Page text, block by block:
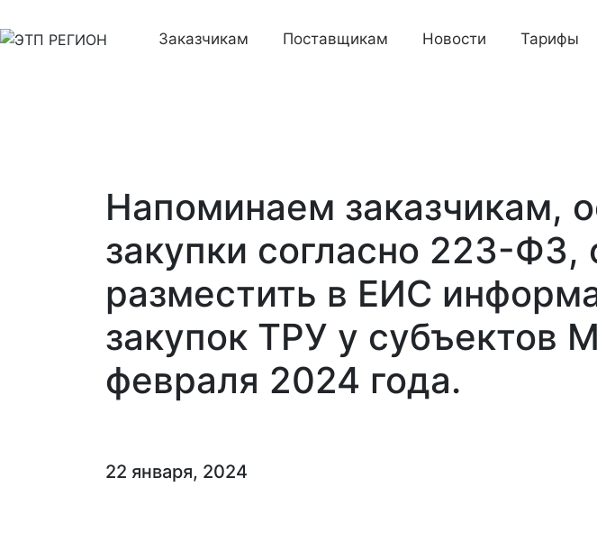
Заказчикам Поставщикам Новости Тарифы
Напоминаем заказчикам,
закупки согласно 223-ФЗ,
разместить в ЕИС
закупок ТРУ у субъектов
февраля 2024 года.
22 января, 2024